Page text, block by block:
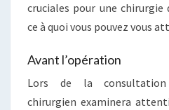
cruciales pour une chirurgie
ce à quoi vous pouvez vous
Avant l’opération
Lors de la
chirurgien examinera